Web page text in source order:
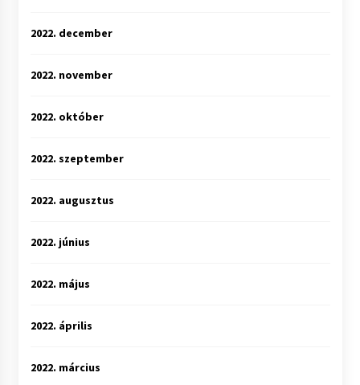
2022. december
2022. november
2022. október
2022. szeptember
2022. augusztus
2022. június
2022. május
2022. április
2022. március